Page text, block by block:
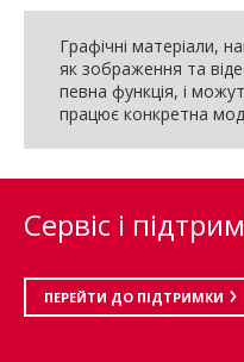
Графічні матеріали,
як зображення та
певна функція, і
працює конкретна
Сервіс і
ПЕРЕЙТИ ДО ПІДТРИМКИ